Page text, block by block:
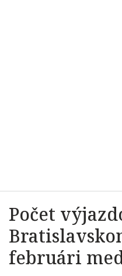
Počet
februári